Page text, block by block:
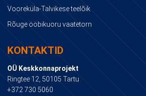
Vooreküla-Talvikese teelõik
Rõuge ööbikuoru vaatetorn
KONTAKTID
OÜ Keskkonnaprojekt
Ringtee 12, 50105 Tartu
+372 730 5060